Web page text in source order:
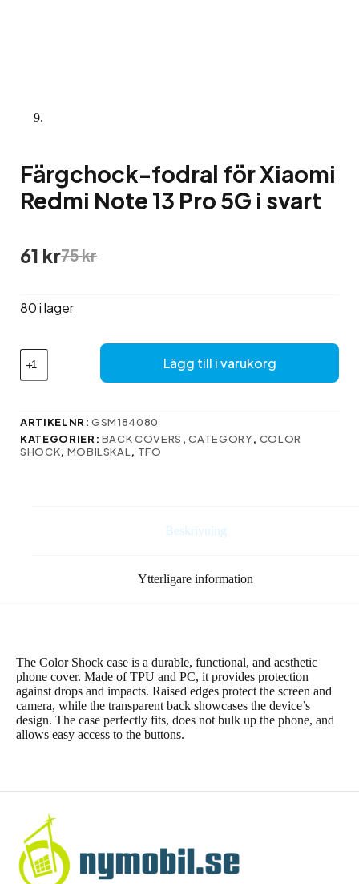
Färgchock-fodral för Xiaomi
Redmi Note 13 Pro 5G i svart
75kr
Det
ursprungliga
var:
61 krDet
nuvarande
är:
80 i lager
Färgchock-
fodral
för
Redmi
13
Lägg till i varukorg
ARTIKELNR:GSM184080
KATEGORIER: BACK COVERS ,CATEGORY, COLOR
SHOCK, MOBILSKAL , TFO
Beskrivning
Ytterligare information
The Color Shock case is a durable, functional, and aesthetic
phone cover. Made of TPU and PC, it provides protection
against drops and impacts. Raised edges protect the screen and
camera, while the transparent back showcases the device’s
design. The case perfectly fits, does not bulk up the phone, and
allows easy access to the buttons.